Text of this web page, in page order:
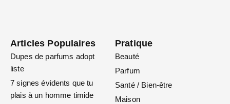
Articles Populaires
Dupes de parfums adopt
liste
7 signes évidents que tu
plais à un homme timide
Pratique
Beauté
Parfum
Santé / Bien-être
Maison